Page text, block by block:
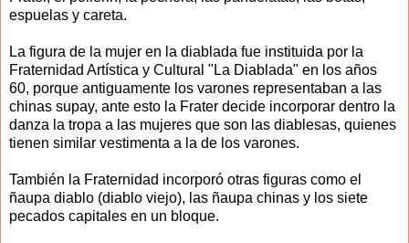
espuelas y careta.
La figura de la mujer en la diablada fue instituida por la
Fraternidad Artística y Cultural "La Diablada" en los años
60, porque antiguamente los varones representaban a las
chinas supay, ante esto la Frater decide incorporar dentro la
danza la tropa a las mujeres que son las diablesas, quienes
tienen similar vestimenta a la de los varones.
También la Fraternidad incorporó otras figuras como el
ñaupa diablo (diablo viejo), las ñaupa chinas y los siete
pecados capitales en un bloque.